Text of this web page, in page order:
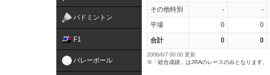
バドミントン
F1
バレーボール
その他特別 - -
平場 0 0
合計 0 0
2006/6/7 00:00 更新
※「総合成績」はJRAのレースのみとなります。